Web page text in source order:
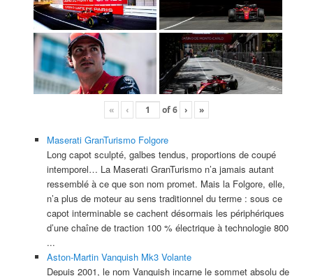
« ‹ of6 › »
Maserati GranTurismo Folgore
Long capot sculpté, galbes tendus, proportions de coupé
intemporel… La Maserati GranTurismo n’a jamais autant
ressemblé à ce que son nom promet. Mais la Folgore, elle,
n’a plus de moteur au sens traditionnel du terme : sous ce
capot interminable se cachent désormais les périphériques
d’une chaîne de traction 100 % électrique à technologie 800
...
Aston-Martin Vanquish Mk3 Volante
Depuis 2001, le nom Vanquish incarne le sommet absolu de